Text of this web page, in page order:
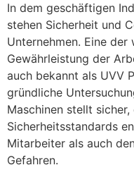
In dem geschäftigen
stehen Sicherheit und
Unternehmen. Eine
Gewährleistung der
auch bekannt als UVV
gründliche
Maschinen stellt sicher,
Sicherheitsstandards
Mitarbeiter als auch
Gefahren.